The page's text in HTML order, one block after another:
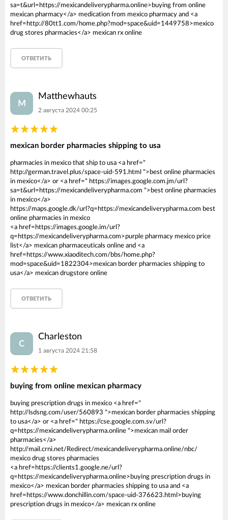
sa=t&url=https://mexicandeliverypharma.online>buying from online
mexican pharmacy</a> medication from mexico pharmacy and <a
href=http://80tt1.com/home.php?mod=space&uid=1449758>mexico
drug stores pharmacies</a> mexican rx online
ОТВЕТИТЬ
M
Matthewhauts
2 августа 2024 00:25
mexican border pharmacies shipping to usa
pharmacies in mexico that ship to usa <a href="
http://german.travel.plus/space-uid-591.html ">best online pharmacies
in mexico</a> or <a href=" https://images.google.com.jm/url?
sa=t&url=https://mexicandeliverypharma.com ">best online pharmacies
in mexico</a>
https://maps.google.dk/url?q=https://mexicandeliverypharma.com best
online pharmacies in mexico
<a href=https://images.google.im/url?
q=https://mexicandeliverypharma.com>purple pharmacy mexico price
list</a> mexican pharmaceuticals online and <a
href=https://www.xiaoditech.com/bbs/home.php?
mod=space&uid=1822304>mexican border pharmacies shipping to
usa</a> mexican drugstore online
ОТВЕТИТЬ
C
Charleston
1 августа 2024 21:58
buying from online mexican pharmacy
buying prescription drugs in mexico <a href="
http://lsdsng.com/user/560893 ">mexican border pharmacies shipping
to usa</a> or <a href=" https://cse.google.com.sv/url?
q=https://mexicandeliverypharma.online ">mexican mail order
pharmacies</a>
http://mail.crni.net/Redirect/mexicandeliverypharma.online/nbc/
mexico drug stores pharmacies
<a href=https://clients1.google.ne/url?
q=https://mexicandeliverypharma.online>buying prescription drugs in
mexico</a> mexican border pharmacies shipping to usa and <a
href=https://www.donchillin.com/space-uid-376623.html>buying
prescription drugs in mexico</a> mexican rx online